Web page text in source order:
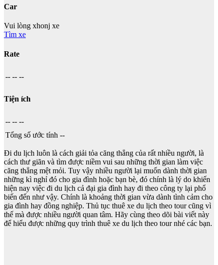
Car
Vui lòng xhonj xe
Tìm xe
Rate
-- -- --
Tiện ích
-- -- --
Tổng số ước tính --
Đi du lịch luôn là cách giải tỏa căng thẳng của rất nhiều người, là
cách thư giãn và tìm được niềm vui sau những thời gian làm việc
căng thẳng mệt mỏi. Tuy vậy nhiều người lại muốn dành thời gian
những kì nghỉ đó cho gia đình hoặc bạn bè, đó chính là lý do khiến
hiện nay việc đi du lịch cả đại gia đình hay đi theo công ty lại phổ
biến đến như vậy. Chính là khoảng thời gian vừa dành tình cảm cho
gia đình hay đồng nghiệp. Thủ tục thuê xe du lịch theo tour cũng vì
thế mà được nhiều người quan tâm. Hãy cùng theo dõi bài viết này
để hiểu được những quy trình thuê xe du lịch theo tour nhé các bạn.